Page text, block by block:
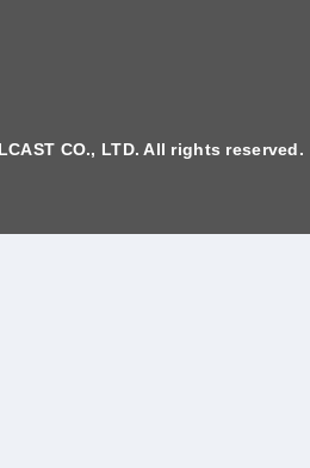
CO., LTD. All rights reserved.